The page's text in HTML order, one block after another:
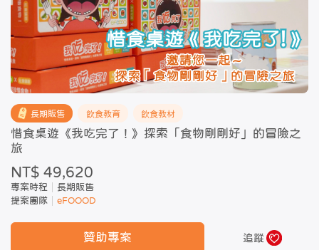
追蹤
長期販售 飲食教育 飲食教材
惜食桌遊《我吃完了！》探索「食物剛剛好」的冒險之
旅
NT$ 49,620
專案時程
長期販售
提案團隊
eFOOOD
贊助專案